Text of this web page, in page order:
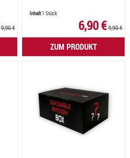
9,90 €
Inhalt1 Stück
6,90 €9,90 €
ZUM PRODUKT